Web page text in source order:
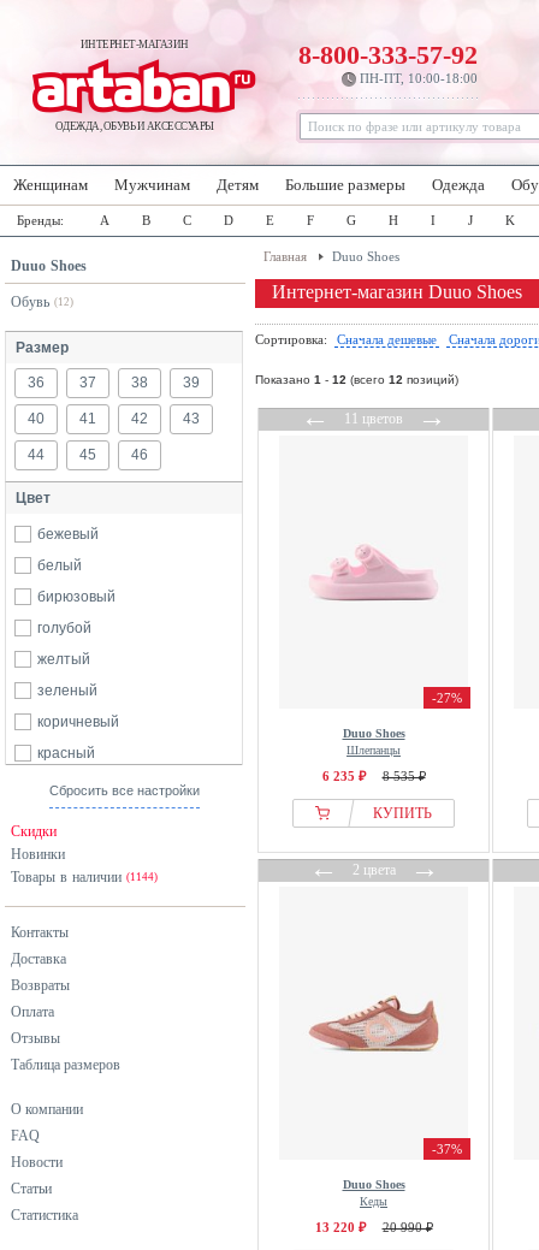
ИНТЕРНЕТ-МАГАЗИН
ОДЕЖДА, ОБУВЬ И АКСЕССУАРЫ
8-800-333-57-92
ПН-ПТ, 10:00-18:00
Женщинам Мужчинам Детям Большие размеры Одежда
Бренды: A B C D E F G H I J K
Duuo Shoes
Обувь (12)
Размер
36 37 38 39
40 41 42 43
44 45 46
Цвет
бежевый
белый
бирюзовый
голубой
желтый
зеленый
коричневый
красный
оранжевый
серый
синий
фиолетовый
Сбросить все настройки
Скидки
Новинки
Товары в наличии (1144)
Контакты
Доставка
Возвраты
Оплата
Отзывы
Таблица размеров
О компании
FAQ
Новости
Статьи
Статистика
Главная Duuo Shoes
Интернет-магазин Duuo Shoes
Сортировка: Сначала дешевые Сначала
Показано 1 - 12 (всего 12 позиций)
←11 цветов→
-27%
Duuo Shoes
Шлепанцы
6 235 ₽ 8 535 ₽
КУПИТЬ
←2 цвета→
-37%
Duuo Shoes
Кеды
13 220 ₽ 20 990 ₽